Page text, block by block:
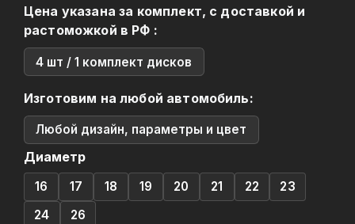
Цена указана за комплект, с доставкой и
растоможкой в РФ :
4 шт / 1 комплект дисков
Изготовим на любой автомобиль:
Любой дизайн, параметры и цвет
Диаметр
16 17 18 19 20 21 22
23
24
26